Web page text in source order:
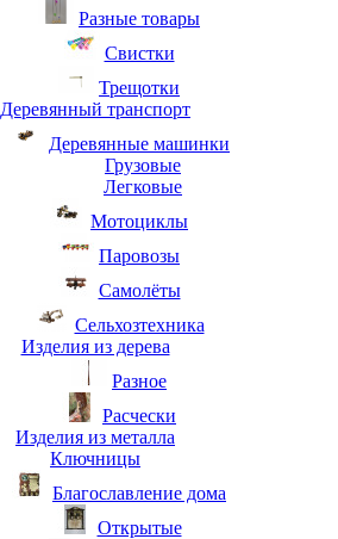
Разные товары
Свистки
Трещотки
Деревянный транспорт
Деревянные машинки
Грузовые
Легковые
Мотоциклы
Паровозы
Самолёты
Сельхозтехника
Изделия из дерева
Разное
Расчески
Изделия из металла
Ключницы
Благославление дома
Открытые